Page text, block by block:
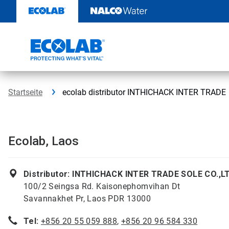
Inhalt
Startseite ecolab distributor INTHICHACK INTER TRADE
Ecolab, Laos
Distributor: INTHICHACK INTER TRADE SOLE
100/2 Seingsa Rd. Kaisonephomvihan Dt
Savannakhet Pr, Laos PDR 13000
Tel: +856 20 55 059 888,+856 20 96 584 330